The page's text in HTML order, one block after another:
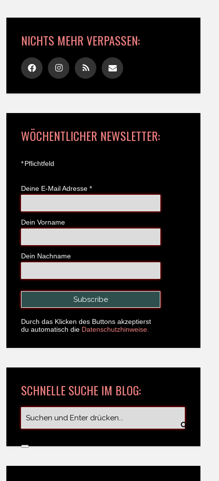
NICHTS MEHR VERPASSEN:
WÖCHENTLICHER NEWSLETTER:
*Pflichtfeld
Deine E-Mail Adresse *
Dein Vorname
Dein Nachname
Durch das Klicken des Buttons akzeptierst
du automatisch die Datenschutzhinweise.
SCHNELLE SUCHE IM BLOG: